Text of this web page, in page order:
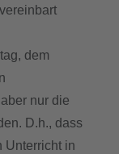
dem
nur die
D.h., dass
Unterricht in